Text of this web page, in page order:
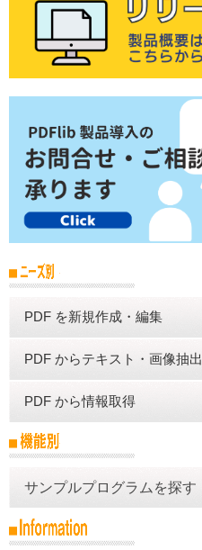
PDF を新規作成・編集
PDF からテキスト・画像抽出
PDF から情報取得
サンプルプログラムを探す